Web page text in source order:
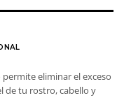
eliminar el exceso
de tu rostro, cabello y